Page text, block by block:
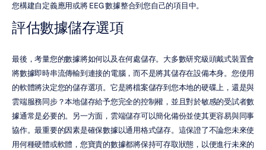
您構建自定義應用或將 EEG 數據整合到您自己的項目中。
評估數據儲存選項
最後，考量您的數據將如何以及在何處儲存。大多數研究級頭戴式裝置會
將數據即時串流傳輸到連接的電腦，而不是將其儲存在設備本身。您使用
的軟體將決定您的儲存選項。它是將檔案儲存到您本地的硬碟上，還是與
雲端服務同步？本地儲存給予您完全的控制權，並且對於敏感的受試者數
據通常是必要的。另一方面，雲端儲存可以簡化備份並使其更容易與同事
協作。最重要的因素是確保數據以通用格式儲存。這保證了不論您未來使
用何種硬體或軟體，您寶貴的數據都將保持可存取狀態，以便進行未來的